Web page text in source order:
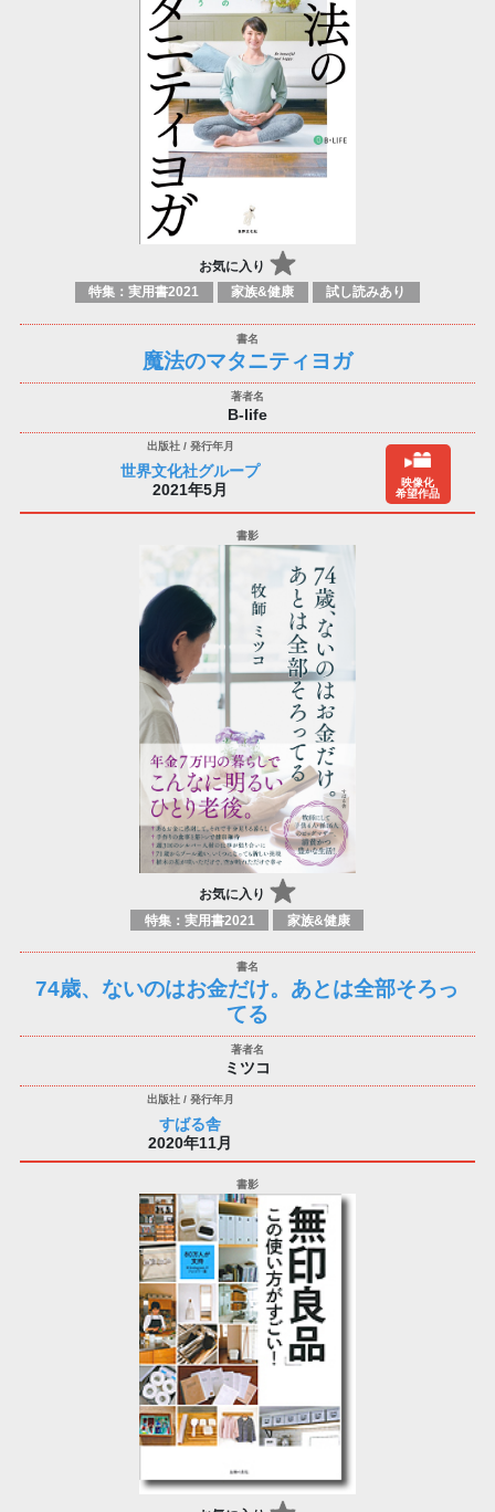
お気に入り
特集：実用書2021 家族&健康 試し読みあり
魔法のマタニティヨガ
B-life
世界文化社グループ
2021年5月
映像化
希望作品
お気に入り
特集：実用書2021 家族&健康
74歳、ないのはお金だけ。あとは全部そろっ
てる
ミツコ
すばる舎
2020年11月